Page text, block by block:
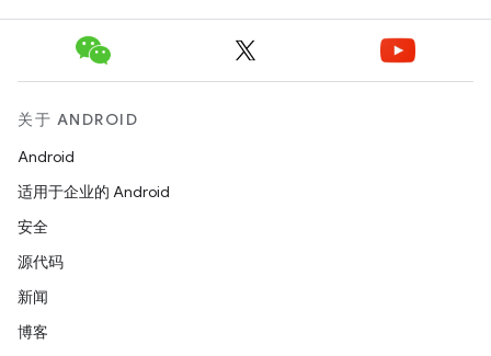
关于 ANDROID
Android
适用于企业的 Android
安全
源代码
新闻
博客